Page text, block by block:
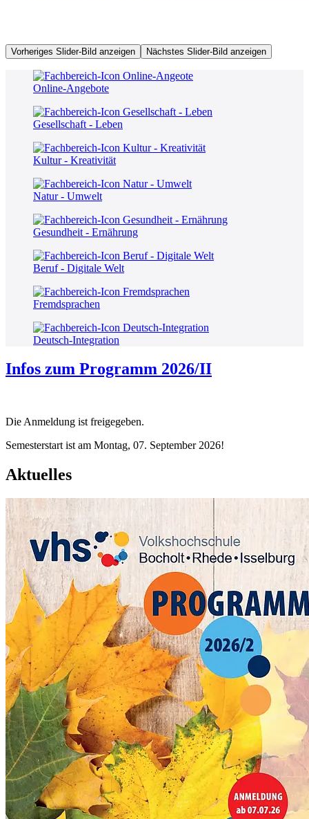
Vorheriges Slider-Bild anzeigen Nächstes Slider-Bild anzeigen
Online-Angebote
Gesellschaft - Leben
Kultur - Kreativität
Natur - Umwelt
Gesundheit - Ernährung
Beruf - Digitale Welt
Fremdsprachen
Deutsch-Integration
Infos zum Programm 2026/II
Die Anmeldung ist freigegeben.
Semesterstart ist am Montag, 07. September 2026!
Aktuelles